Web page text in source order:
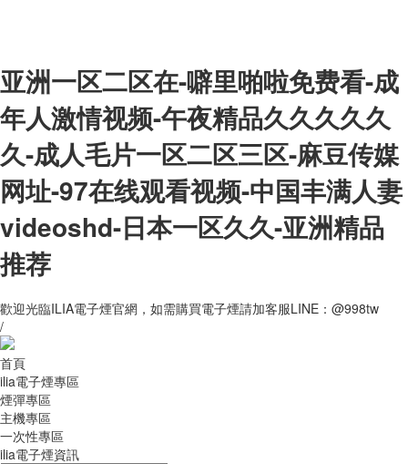
亚洲一区二区在-噼里啪啦免费看-成
年人激情视频-午夜精品久久久久久
久-成人毛片一区二区三区-麻豆传媒
网址-97在线观看视频-中国丰满人妻
videoshd-日本一区久久-亚洲精品
推荐
歡迎光臨ILIA電子煙官網，如需購買電子煙請加客服LINE：@998tw
/
首頁
ilia電子煙專區
煙彈專區
主機專區
一次性專區
ilia電子煙資訊